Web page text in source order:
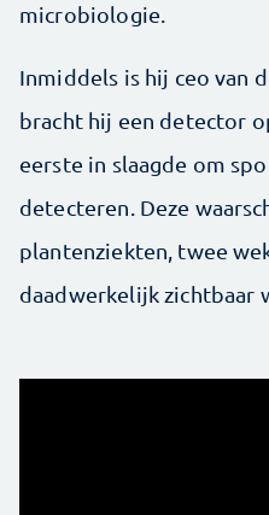
microbiologie.
Inmiddels is hij ceo van
bracht hij een detector
eerste in slaagde om
detecteren. Deze
plantenziekten, twee
daadwerkelijk zichtbaar